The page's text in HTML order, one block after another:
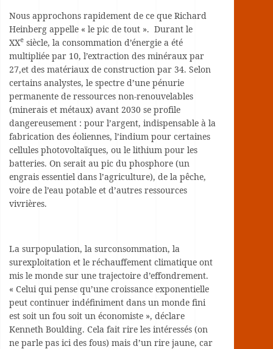
Nous approchons rapidement de ce que Richard
Heinberg appelle « le pic de tout ». Durant le
XXe siècle, la consommation d’énergie a été
multipliée par 10, l’extraction des minéraux par
27,et des matériaux de construction par 34. Selon
certains analystes, le spectre d’une pénurie
permanente de ressources non-renouvelables
(minerais et métaux) avant 2030 se profile
dangereusement : pour l’argent, indispensable à la
fabrication des éoliennes, l’indium pour certaines
cellules photovoltaïques, ou le lithium pour les
batteries. On serait au pic du phosphore (un
engrais essentiel dans l’agriculture), de la pêche,
voire de l’eau potable et d’autres ressources
vivrières.
La surpopulation, la surconsommation, la
surexploitation et le réchauffement climatique ont
mis le monde sur une trajectoire d’effondrement.
« Celui qui pense qu’une croissance exponentielle
peut continuer indéfiniment dans un monde fini
est soit un fou soit un économiste », déclare
Kenneth Boulding. Cela fait rire les intéressés (on
ne parle pas ici des fous) mais d’un rire jaune, car